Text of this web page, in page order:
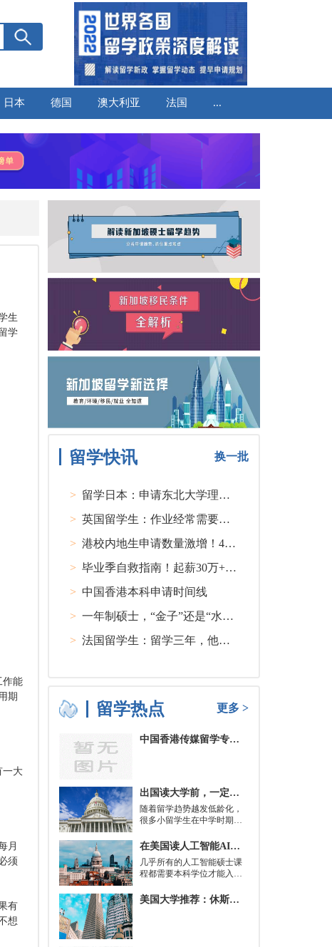
日本 德国 澳大利亚 法国 ...
生
学
作能
期
一大
月
须
有
想
留学快讯 换一批
>
留学日本：申请东北大学理工类硕士课程大多要求先获得教授内诺
>
英国留学生：作业经常需要熬夜完成
>
港校内地生申请数量激增！40人抢1学位？
>
毕业季自救指南！起薪30万+ 不愧是00后都偏爱的留学国家TOP1
> 中国香港本科申请时间线
>
一年制硕士，“金子”还是“水货”？
>
法国留学生：留学三年，他在孤独中找到内心的力量
留学热点 更多 >
中国香港传媒留学专业分类及申请要求
出国读大学前，一定要培养的基本生活技能有哪些？
随着留学趋势越发低龄化，
很多小留学生在中学时期就
其实都是为了大学生活做准
在美国读人工智能AI硕士入学条件及大学推荐
几乎所有的人工智能硕士课
程都需要本科学位才能入
需要特定领域的本科学位。
美国大学推荐：休斯顿的大学